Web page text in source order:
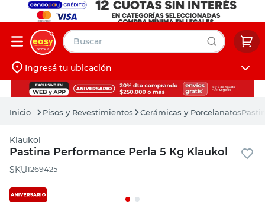
Buscar
Iniciá sesión
Ingresá tu ubicación
Pisos y Revestimientos Cerámicas y Porcelanatos
Klaukol
Pastina Performance Perla 5 Kg Klaukol
:1269425
muebles
pintura
escritorio
puertas